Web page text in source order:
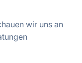
wir uns an